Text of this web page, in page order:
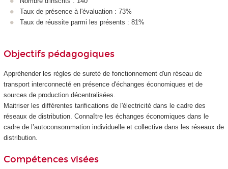
Taux de présence à l'évaluation : 73%
Taux de réussite parmi les présents : 81%
Objectifs pédagogiques
Appréhender les règles de sureté de fonctionnement d'un réseau de
transport interconnecté en présence d'échanges économiques et de
sources de production décentralisées.
Maitriser les différentes tarifications de l'électricité dans le cadre des
réseaux de distribution. Connaître les échanges économiques dans le
cadre de l’autoconsommation individuelle et collective dans les réseaux de
distribution.
Compétences visées